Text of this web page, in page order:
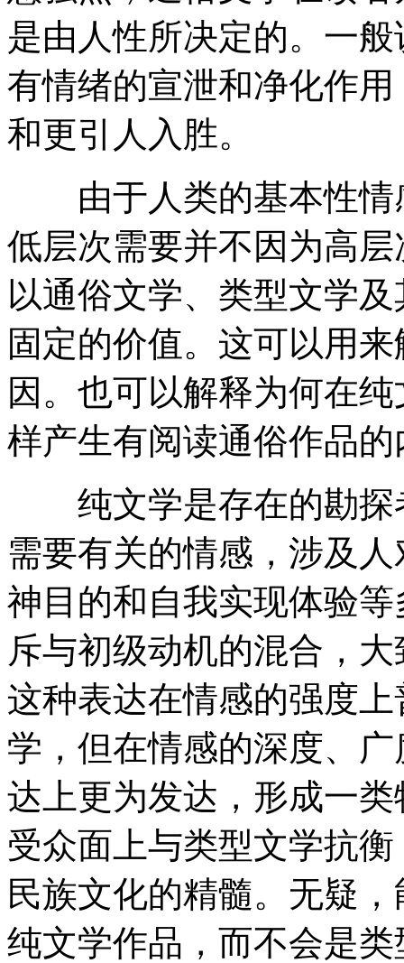
是由人性所决定的。一
有情绪的宣泄和净化作
和更引人入胜。
由于人类的基本性情
低层次需要并不因为高
以通俗文学、类型文学
固定的价值。这可以用
因。也可以解释为何在
样产生有阅读通俗作品
纯文学是存在的勘探
需要有关的情感，涉及
神目的和自我实现体验
斥与初级动机的混合，
这种表达在情感的强度
学，但在情感的深度、
达上更为发达，形成一
受众面上与类型文学抗
民族文化的精髓。无疑
纯文学作品，而不会是